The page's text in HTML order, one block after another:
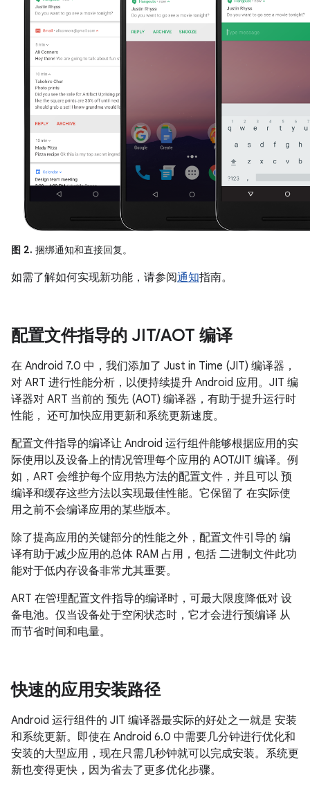
图 2. 捆绑通知和直接回复。
如需了解如何实现新功能，请参阅通知指南。
配置文件指导的 JIT/AOT 编译
在 Android 7.0 中，我们添加了 Just in Time (JIT) 编译器，
对 ART 进行性能分析，以便持续提升 Android 应用。JIT 编
译器对 ART 当前的 预先 (AOT) 编译器，有助于提升运行时
性能， 还可加快应用更新和系统更新速度。
配置文件指导的编译让 Android 运行组件能够根据应用的实
际使用以及设备上的情况管理每个应用的 AOT/JIT 编译。例
如，ART 会维护每个应用热方法的配置文件，并且可以 预
编译和缓存这些方法以实现最佳性能。它保留了 在实际使
用之前不会编译应用的某些版本。
除了提高应用的关键部分的性能之外，配置文件引导的 编
译有助于减少应用的总体 RAM 占用，包括 二进制文件此功
能对于低内存设备非常尤其重要。
ART 在管理配置文件指导的编译时，可最大限度降低对 设
备电池。仅当设备处于空闲状态时，它才会进行预编译 从
而节省时间和电量。
快速的应用安装路径
Android 运行组件的 JIT 编译器最实际的好处之一就是 安装
和系统更新。即使在 Android 6.0 中需要几分钟进行优化和
安装的大型应用，现在只需几秒钟就可以完成安装。系统更
新也变得更快，因为省去了更多优化步骤。